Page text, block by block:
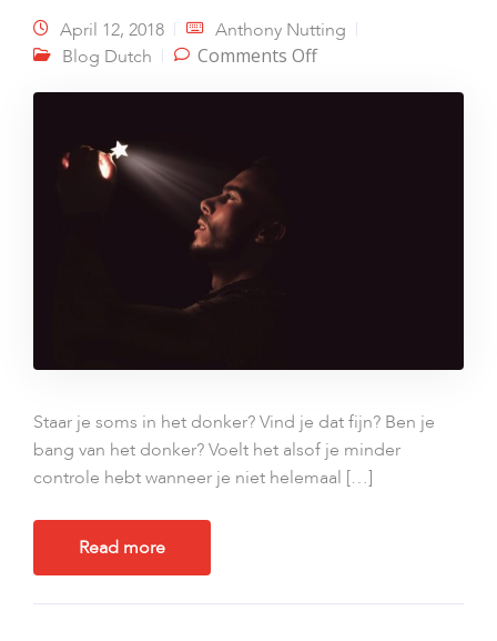
April 12, 2018
Anthony Nutting
Blog Dutch
Comments Offon Staren in het
Staar je soms in het donker? Vind je dat fijn? Ben je
bang van het donker? Voelt het alsof je minder
controle hebt wanneer je niet helemaal […]
Read more